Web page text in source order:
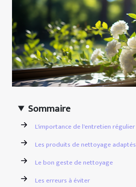
Sommaire
L'importance de l'entretien régulier
Les produits de nettoyage adaptés
Le bon geste de nettoyage
Les erreurs à éviter